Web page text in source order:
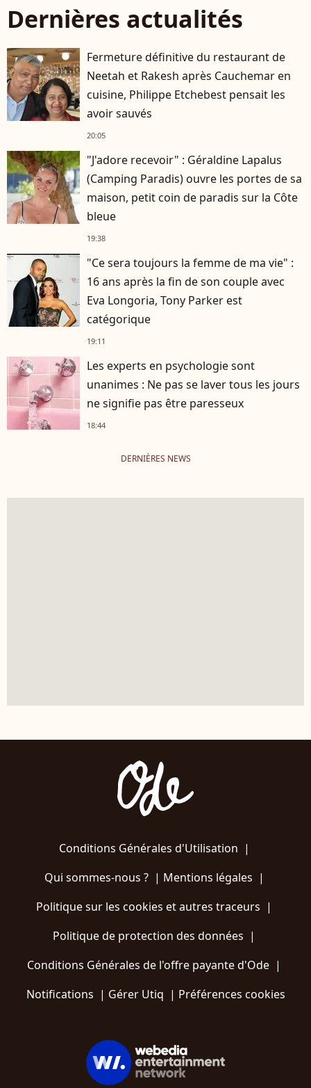
Dernières actualités
Fermeture définitive du restaurant de
Neetah et Rakesh après Cauchemar en
cuisine, Philippe Etchebest pensait les
avoir sauvés
20:05
"J'adore recevoir" : Géraldine Lapalus
(Camping Paradis) ouvre les portes de sa
maison, petit coin de paradis sur la Côte
bleue
19:38
"Ce sera toujours la femme de ma vie" :
16 ans après la fin de son couple avec
Eva Longoria, Tony Parker est
catégorique
19:11
Les experts en psychologie sont
unanimes : Ne pas se laver tous les jours
ne signifie pas être paresseux
18:44
DERNIÈRES NEWS
Conditions Générales d'Utilisation |
Qui sommes-nous ?| Mentions légales |
Politique sur les cookies et autres traceurs |
Politique de protection des données |
Conditions Générales de l'offre payante d'Ode |
Notifications | Gérer Utiq | Préférences cookies